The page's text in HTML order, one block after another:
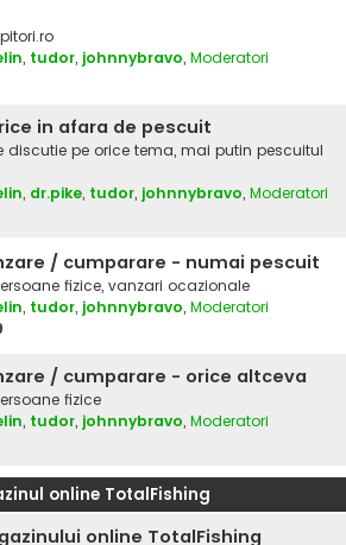
, tudor, johnnybravo, Moderatori
in afara de pescuit
discutie pe orice tema, mai putin pescuitul
, dr.pike, tudor, johnnybravo, Moderatori
/ cumparare - numai pescuit
fizice, vanzari ocazionale
, tudor, johnnybravo, Moderatori
/ cumparare - orice altceva
fizice
, tudor, johnnybravo, Moderatori
online TotalFishing
online TotalFishing